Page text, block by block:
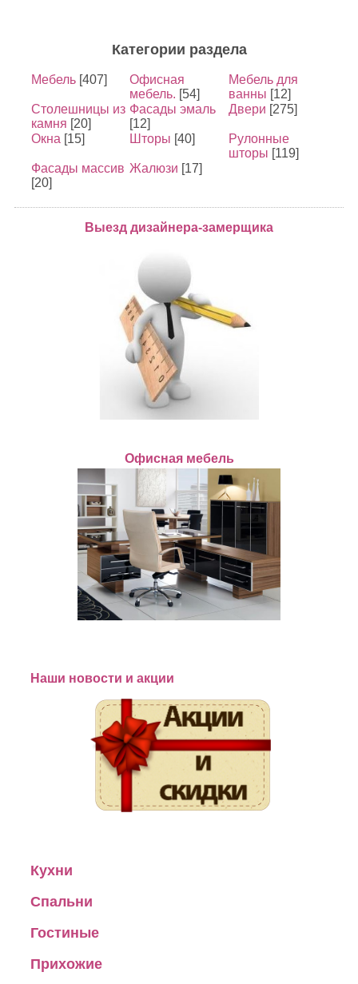
Категории раздела
Мебель [407]
Офисная
мебель. [54]
Мебель для
ванны [12]
Столешницы из
камня [20]
Фасады эмаль
[12]
Двери [275]
Окна [15] Шторы [40]
Рулонные
шторы [119]
Фасады массив
[20]
Жалюзи [17]
Выезд дизайнера-замерщика
Офисная мебель
Наши новости и акции
Кухни
Спальни
Гостиные
Прихожие